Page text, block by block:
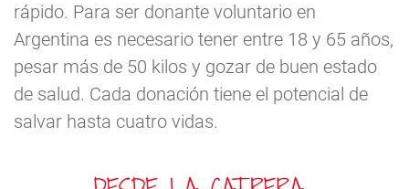
rápido. Para ser donante voluntario en
Argentina es necesario tener entre 18 y 65 años,
pesar más de 50 kilos y gozar de buen estado
de salud. Cada donación tiene el potencial de
salvar hasta cuatro vidas.